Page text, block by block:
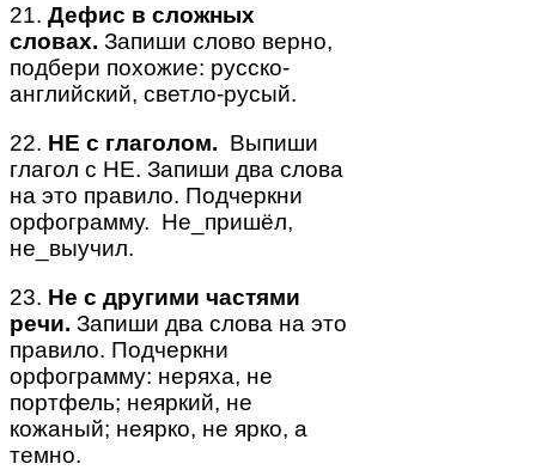
21. Дефис в сложных
словах. Запиши слово верно,
подбери похожие: русско-
английский, светло-русый.
22. НЕ с глаголом. Выпиши
глагол с НЕ. Запиши два слова
на это правило. Подчеркни
орфограмму. Не_пришёл,
не_выучил.
23. Не с другими частями
речи. Запиши два слова на это
правило. Подчеркни
орфограмму: неряха, не
портфель; неяркий, не
кожаный; неярко, не ярко, а
темно.